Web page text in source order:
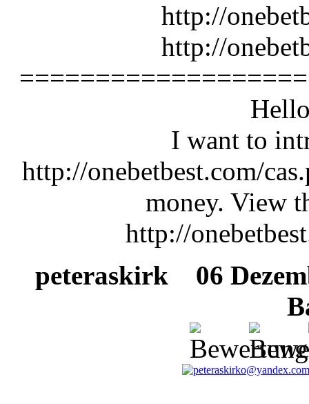
http://
http://
I want to
http://onebetbest.com/
money. View
http://
peteraskirk
06